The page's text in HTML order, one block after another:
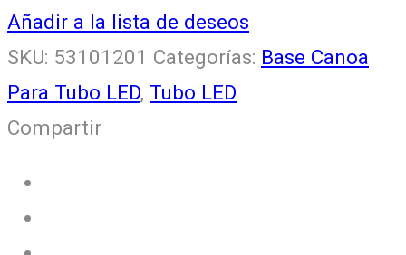
Añadir a la lista de deseos
SKU: 53101201 Categorías: Base Canoa
Para Tubo LED, Tubo LED
Compartir